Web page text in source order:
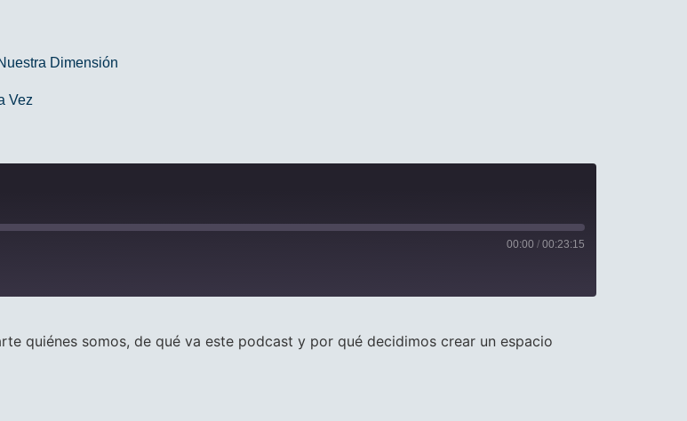
Dimensión
Vez
00:00 / 00:23:15
quiénes somos, de qué va este podcast y por qué decidimos crear un espacio